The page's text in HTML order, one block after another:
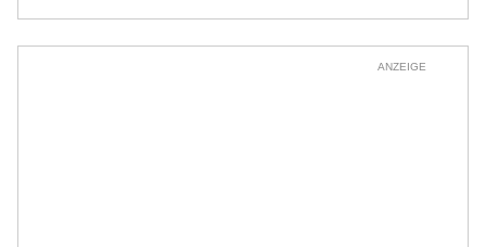
ANZEIGE